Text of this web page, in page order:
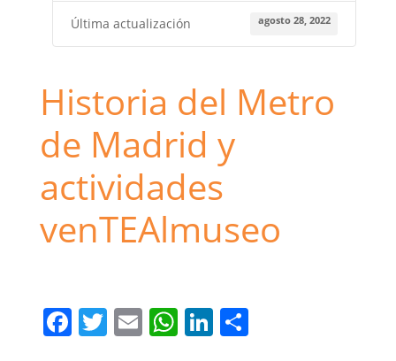
Última actualización agosto 28, 2022
Historia del Metro
de Madrid y
actividades
venTEAlmuseo
F T E W Li C